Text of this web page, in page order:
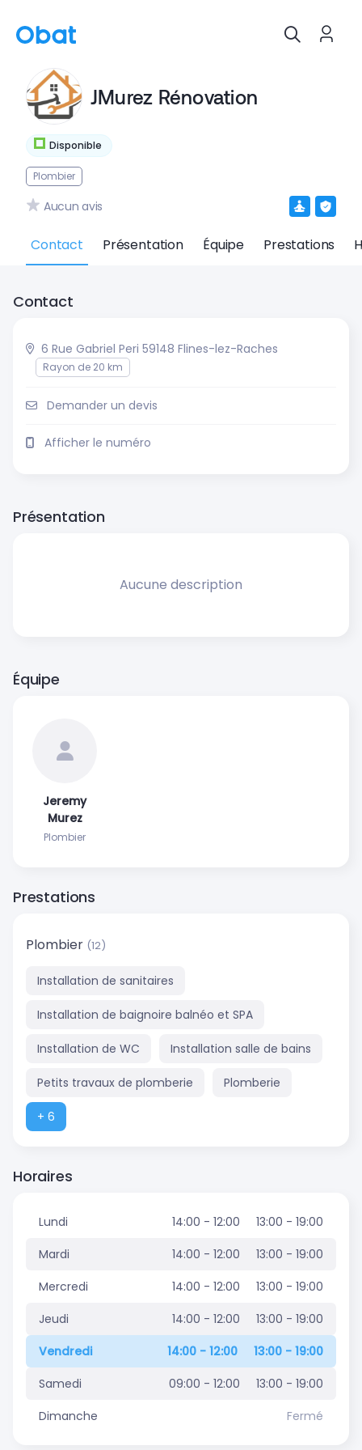
Disponible
JMurez Rénovation
Plombier
Aucun avis
Contact Présentation Équipe Prestations
Contact
6 Rue Gabriel Peri 59148 Flines-lez-Raches
Rayon de 20 km
Demander un devis
Afficher le numéro
Présentation
Aucune description
Équipe
Jeremy
Murez
Plombier
Prestations
Plombier (12)
Installation de sanitaires
Installation de baignoire balnéo et SPA
Installation de WC Installation salle de bains
Petits travaux de plomberie Plomberie
+ 6
Horaires
Lundi 14:00 - 12:00
13:00 - 19:00
Mardi
14:00 - 12:00
13:00 - 19:00
Mercredi
14:00 - 12:00
13:00 - 19:00
Jeudi
14:00 - 12:00
13:00 - 19:00
Vendredi
14:00 - 12:00
13:00 - 19:00
Samedi
09:00 - 12:00
13:00 - 19:00
Dimanche
Fermé